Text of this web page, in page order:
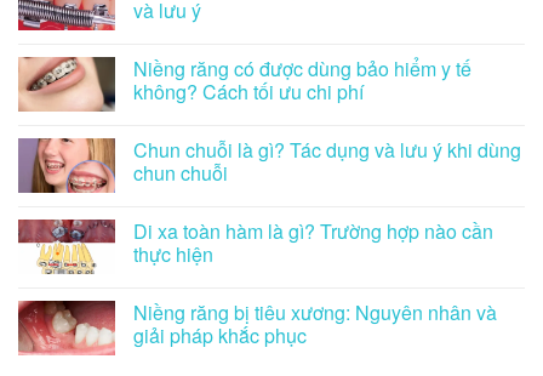
và lưu ý
Niềng răng có được dùng bảo hiểm y tế
không? Cách tối ưu chi phí
Chun chuỗi là gì? Tác dụng và lưu ý khi dùng
chun chuỗi
Di xa toàn hàm là gì? Trường hợp nào cần
thực hiện
Niềng răng bị tiêu xương: Nguyên nhân và
giải pháp khắc phục